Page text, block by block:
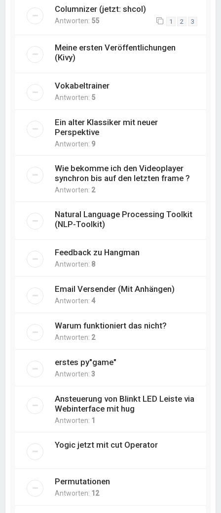
Columnizer (jetzt: shcol)
Antworten: 55 1 2 3
Meine ersten Veröffentlichungen
(Kivy)
Vokabeltrainer
Antworten: 5
Ein alter Klassiker mit neuer
Perspektive
Antworten: 9
Wie bekomme ich den Videoplayer
synchron bis auf den letzten frame ?
Antworten: 2
Natural Language Processing Toolkit
(NLP-Toolkit)
Feedback zu Hangman
Antworten: 8
Email Versender (Mit Anhängen)
Antworten:4
Warum funktioniert das nicht?
Antworten: 2
erstes py"game"
Antworten:3
Ansteuerung von Blinkt LED Leiste via
Webinterface mit hug
Antworten: 1
Yogic jetzt mit cut Operator
Permutationen
Antworten: 12